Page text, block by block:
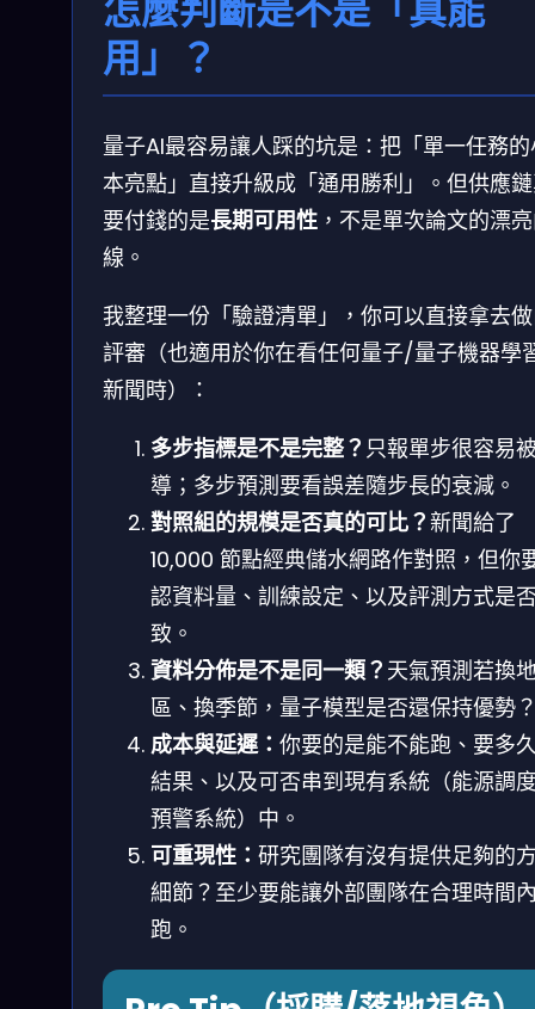
用」？
量子AI最容易讓人踩的坑是：把「單一任務
本亮點」直接升級成「通用勝利」。但供應
要付錢的是長期可用性 ，不是單次論文的漂
線。
我整理一份「驗證清單」，你可以直接拿去
評審（也適用於你在看任何量子/量子機器學
新聞時）：
多步指標是不是完整？ 只報單步很容易
導；多步預測要看誤差隨步長的衰減。
對照組的規模是否真的可比？新聞給了
10,000 節點經典儲水網路作對照，但你
認資料量、訓練設定、以及評測方式是
致。
資料分佈是不是同一類？ 天氣預測若換
區、換季節，量子模型是否還保持優勢
成本與延遲： 你要的是能不能跑、要多
結果、以及可否串到現有系統（能源調
預警系統）中。
可重現性： 研究團隊有沒有提供足夠的
細節？至少要能讓外部團隊在合理時間
跑。